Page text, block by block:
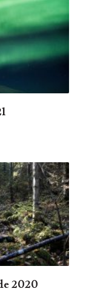
2020